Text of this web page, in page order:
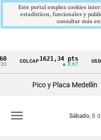
Cintillo
Colombia
COLCAP1621,34 pts
▲ 0.67
USD/COP
Pico y Placa Medellín
Sábado, 8
menu
Este portal emplea cookies
estadísticos, funcionales y
consultar más